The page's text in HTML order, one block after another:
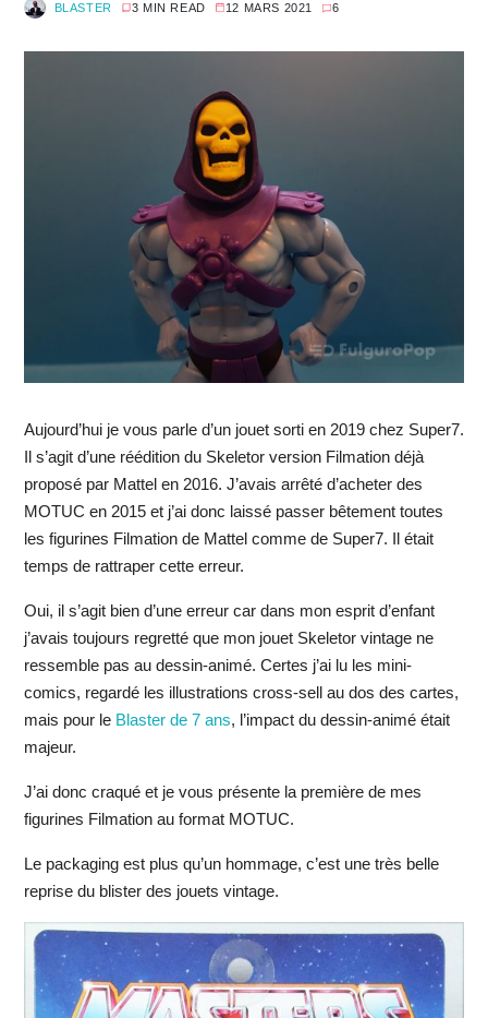
BLASTER 3 MIN READ 12 MARS 2021 6
Aujourd’hui je vous parle d’un jouet sorti en 2019 chez Super7.
Il s’agit d’une réédition du Skeletor version Filmation déjà
proposé par Mattel en 2016. J’avais arrêté d’acheter des
MOTUC en 2015 et j’ai donc laissé passer bêtement toutes
les figurines Filmation de Mattel comme de Super7. Il était
temps de rattraper cette erreur.
Oui, il s’agit bien d’une erreur car dans mon esprit d’enfant
j’avais toujours regretté que mon jouet Skeletor vintage ne
ressemble pas au dessin-animé. Certes j’ai lu les mini-
comics, regardé les illustrations cross-sell au dos des cartes,
mais pour le Blaster de 7 ans, l’impact du dessin-animé était
majeur.
J’ai donc craqué et je vous présente la première de mes
figurines Filmation au format MOTUC.
Le packaging est plus qu’un hommage, c’est une très belle
reprise du blister des jouets vintage.